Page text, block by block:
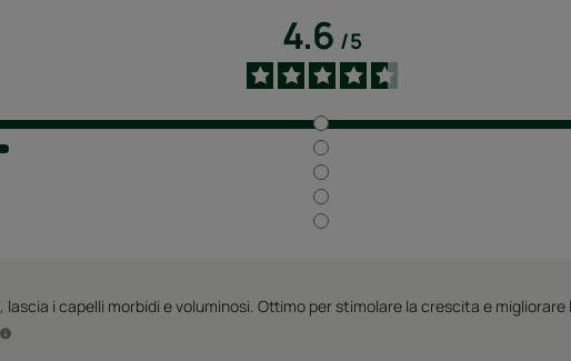
4.6/5
i capelli morbidi e voluminosi. Ottimo per stimolare la crescita e migliorare